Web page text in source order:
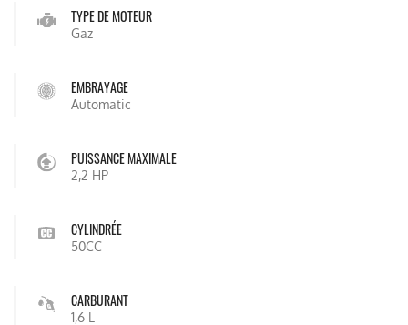
TYPE DE MOTEUR
Gaz
EMBRAYAGE
Automatic
PUISSANCE MAXIMALE
2,2 HP
CYLINDRÉE
50CC
CARBURANT
1,6 L